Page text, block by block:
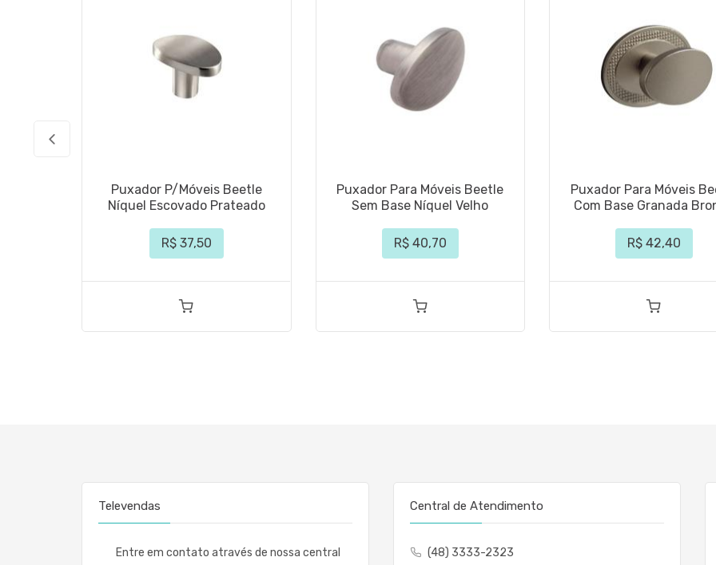
Puxador P/Móveis Beetle
Níquel Escovado Prateado
R$ 37,50
Puxador Para Móveis Beetle
Sem Base Níquel Velho
R$ 40,70
Puxador Para Móveis
Com Base Granada
R$ 42,40
Televendas
Entre em contato através de nossa central
Central de Atendimento
(48) 3333-2323